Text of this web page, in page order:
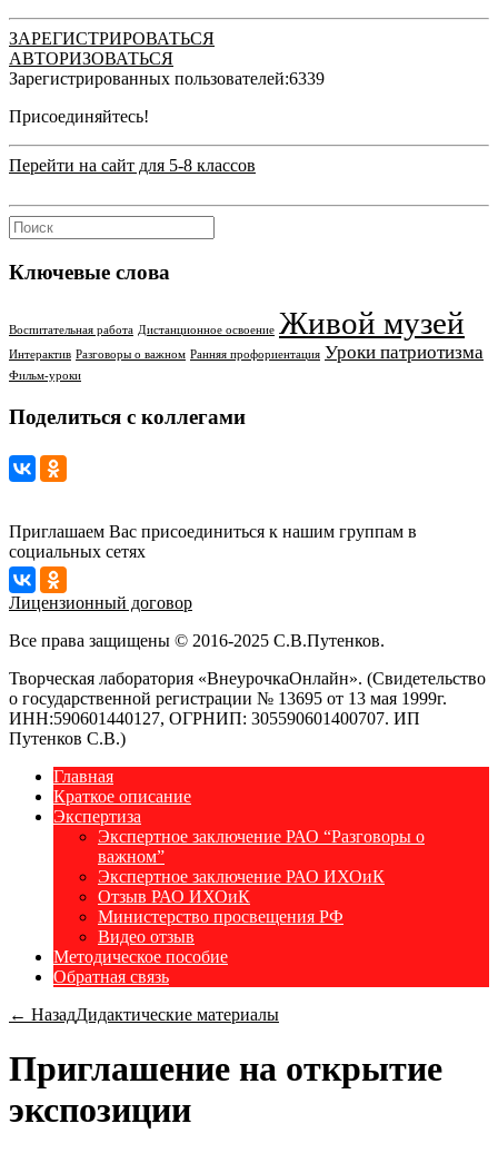
ЗАРЕГИСТРИРОВАТЬСЯ
АВТОРИЗОВАТЬСЯ
Зарегистрированных пользователей:6339
Присоединяйтесь!
Перейти на сайт для 5-8 классов
Ключевые слова
Воспитательная работа Дистанционное освоение Живой музей
Интерактив Разговоры о важном Ранняя профориентация Уроки патриотизма
Фильм-уроки
Поделиться с коллегами
Приглашаем Вас присоединиться к нашим группам в
социальных сетях
Лицензионный договор
Все права защищены © 2016-2025 С.В.Путенков.
Творческая лаборатория «ВнеурочкаОнлайн». (Свидетельство
о государственной регистрации № 13695 от 13 мая 1999г.
ИНН:590601440127, ОГРНИП: 305590601400707. ИП
Путенков С.В.)
Главная
Краткое описание
Экспертиза
Экспертное заключение РАО “Разговоры о
важном”
Экспертное заключение РАО ИХОиК
Отзыв РАО ИХОиК
Министерство просвещения РФ
Видео отзыв
Методическое пособие
Обратная связь
← НазадДидактические материалы
Приглашение на открытие
экспозиции